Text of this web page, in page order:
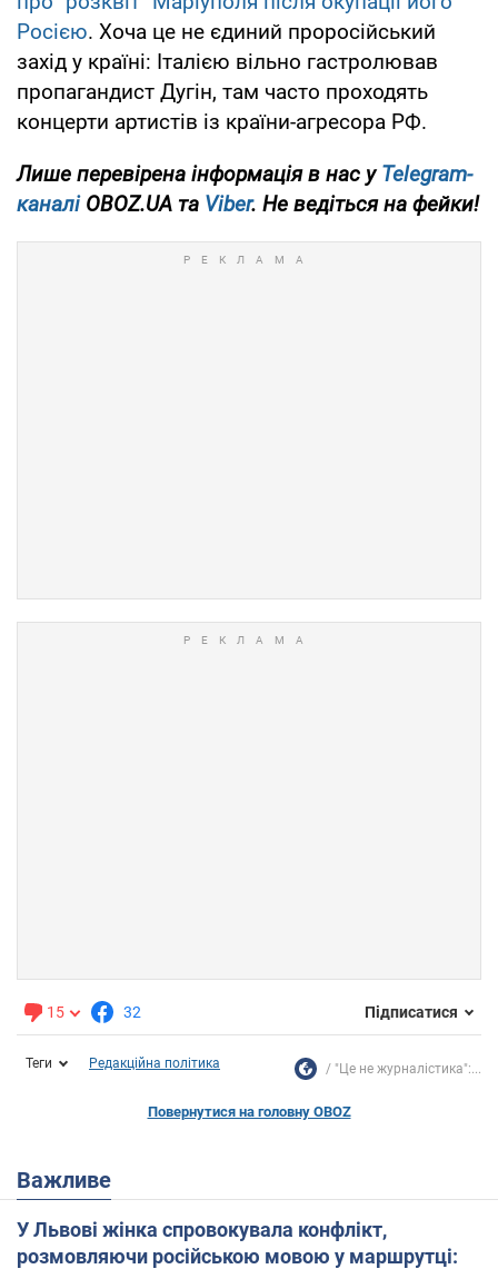
Росією. Хоча це не єдиний проросійський
захід у країні: Італією вільно гастролював
пропагандист Дугін, там часто проходять
концерти артистів із країни-агресора РФ.
Лише перевірена інформація в нас уTelegram-
каналіOBOZ.UA та Viber. Не ведіться на фейки!
15 32 Підписатися
Теги Редакційна політика "Це не журналістика":...
Повернутися на головну OBOZ
Важливе
У Львові жінка спровокувала конфлікт,
розмовляючи російською мовою у маршрутці: